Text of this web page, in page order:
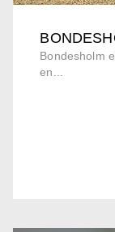
Bondesholm
en...